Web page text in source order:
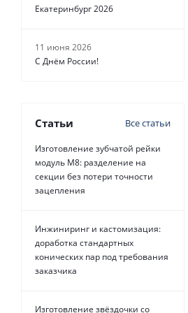
Екатеринбург 2026
11 июня 2026
С Днём России!
Статьи Все статьи
Изготовление зубчатой рейки
модуль М8: разделение на
секции без потери точности
зацепления
Инжиниринг и кастомизация:
доработка стандартных
конических пар под требования
заказчика
Изготовление звёздочки со